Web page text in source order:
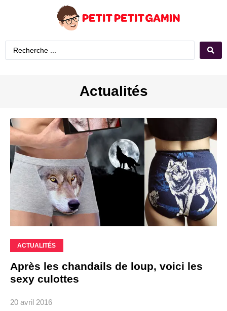
Actualités
ACTUALITÉS
Après les chandails de loup, voici les
sexy culottes
20 avril 2016